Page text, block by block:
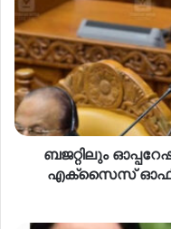
ബജറ്റിലും
എക്‌സൈസ്